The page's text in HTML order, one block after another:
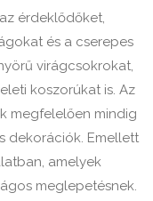
érdeklődőket,
és a cserepes
virágcsokrokat,
koszorúkat is. Az
megfelelően mindig
dekorációk. Emellett
amelyek
meglepetésnek.